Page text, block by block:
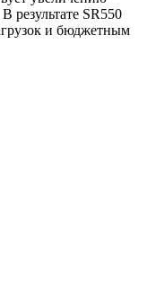
результате SR550
и бюджетным